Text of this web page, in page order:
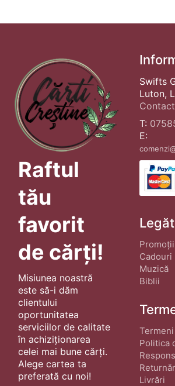
Raftul
tău
favorit
de cărți!
Misiunea noastră
este să-i dăm
clientului
oportunitatea
serviciilor de calitate
în achiziționarea
celei mai bune cărți.
Alege cartea ta
preferată cu noi!
Swifts
Luton,
T:
E:
Promoții
Cadouri
Muzică
Biblii
Politica
Livrări